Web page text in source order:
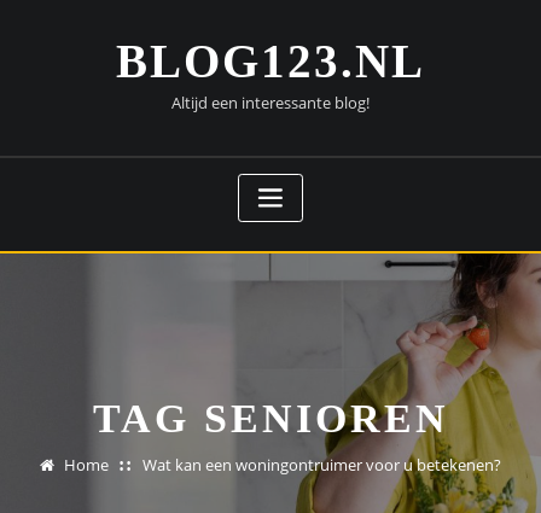
BLOG123.NL
Altijd een interessante blog!
TAG SENIOREN
Home Wat kan een woningontruimer voor u betekenen?